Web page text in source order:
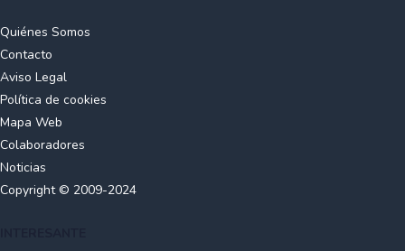
Quiénes Somos
Contacto
Aviso Legal
Política de cookies
Mapa Web
Colaboradores
Noticias
Copyright © 2009-2024